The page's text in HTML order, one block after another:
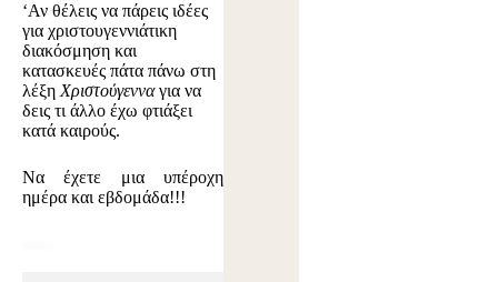
‘Αν θέλεις να πάρεις ιδέες
για χριστουγεννιάτικη
διακόσμηση και
κατασκευές πάτα πάνω στη
λέξη Χριστούγενναγια να
δεις τι άλλο έχω φτιάξει
κατά καιρούς.
Να έχετε μια υπέροχη
ημέρα και εβδομάδα!!!